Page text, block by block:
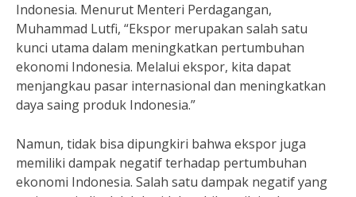
Indonesia. Menurut Menteri Perdagangan,
Muhammad Lutfi, “Ekspor merupakan salah satu
kunci utama dalam meningkatkan pertumbuhan
ekonomi Indonesia. Melalui ekspor, kita dapat
menjangkau pasar internasional dan meningkatkan
daya saing produk Indonesia.”
Namun, tidak bisa dipungkiri bahwa ekspor juga
memiliki dampak negatif terhadap pertumbuhan
ekonomi Indonesia. Salah satu dampak negatif yang